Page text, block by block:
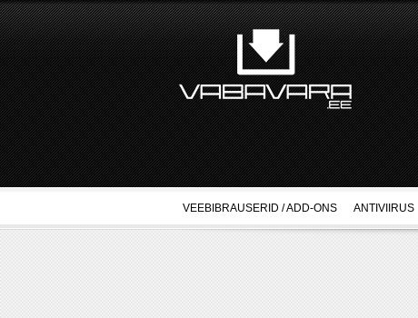
VEEBIBRAUSERID / ADD-ONS ANTIVIIRUS